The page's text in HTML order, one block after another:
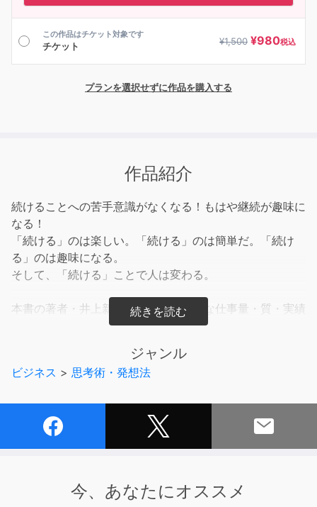
この作品はチケット対象です
チケット ¥1,500 ¥980税込
プランを選択せずに作品を購入する
作品紹介
続けることへの苦手意識がなくなる！もはや継続が趣味に
なる！
「続ける」のは楽しい。「続ける」のは簡単だ。「続け
る」のは趣味になる。
そして、「続ける」ことで人は変わる。
本書の著者・井上新八さんは、圧倒的な仕事量・質・実績
で、業界では知らない人がいないブックデザイナー。
なエピソードと共に紹介。
20年以上習慣と向き合った説得力と、オリジナリティあ
「習慣の本」なのに、なぜかクスッと笑えて泣ける画期的
ジャンル
ビジネス > 思考術・発想法
今、あなたにオススメ